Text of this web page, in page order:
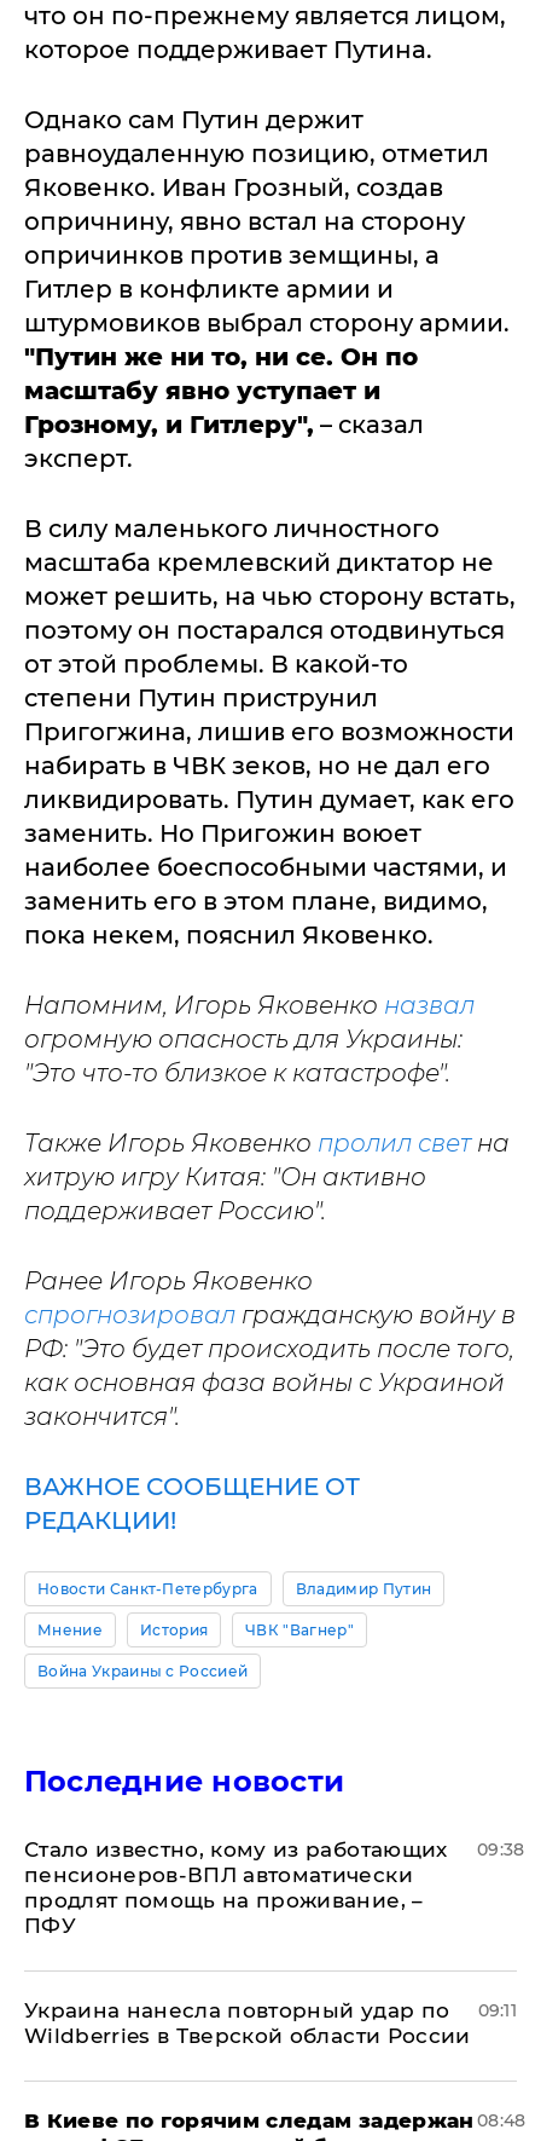
что он по-прежнему является лицом,
которое поддерживает Путина.
Однако сам Путин держит
равноудаленную позицию, отметил
Яковенко. Иван Грозный, создав
опричнину, явно встал на сторону
опричинков против земщины, а
Гитлер в конфликте армии и
штурмовиков выбрал сторону армии.
"Путин же ни то, ни се. Он по
масштабу явно уступает и
Грозному, и Гитлеру", – сказал
эксперт.
В силу маленького личностного
масштаба кремлевский диктатор не
может решить, на чью сторону встать,
поэтому он постарался отодвинуться
от этой проблемы. В какой-то
степени Путин приструнил
Пригогжина, лишив его возможности
набирать в ЧВК зеков, но не дал его
ликвидировать. Путин думает, как его
заменить. Но Пригожин воюет
наиболее боеспособными частями, и
заменить его в этом плане, видимо,
пока некем, пояснил Яковенко.
Напомним, Игорь Яковенко назвал
огромную опасность для Украины:
"Это что-то близкое к катастрофе".
Также Игорь Яковенко пролил светна
хитрую игру Китая: "Он активно
поддерживает Россию".
Ранее Игорь Яковенко
спрогнозировал гражданскую войну в
РФ: "Это будет происходить после того,
как основная фаза войны с Украиной
закончится".
ВАЖНОЕ СООБЩЕНИЕ ОТ
РЕДАКЦИИ!
Новости Санкт-Петербурга Владимир Путин
Мнение История ЧВК "Вагнер"
Война Украины с Россией
Последние новости
Стало известно, кому из работающих
пенсионеров-ВПЛ автоматически
продлят помощь на проживание, –
ПФУ
09:38
Украина нанесла повторный удар по
Wildberries в Тверской области России
09:11
В Киеве по горячим следам задержан 08:48